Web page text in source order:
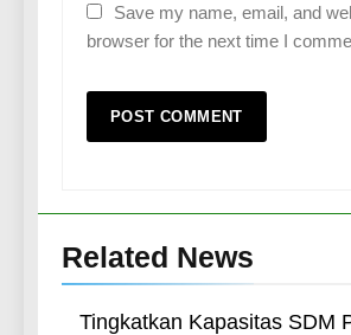
Save my name, email, and
browser for the next time I
Related News
Tingkatkan Kapasitas SDM